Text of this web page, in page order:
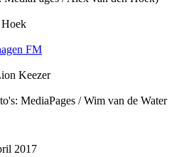
FM
Keezer
MediaPages / Wim van de Water
2017